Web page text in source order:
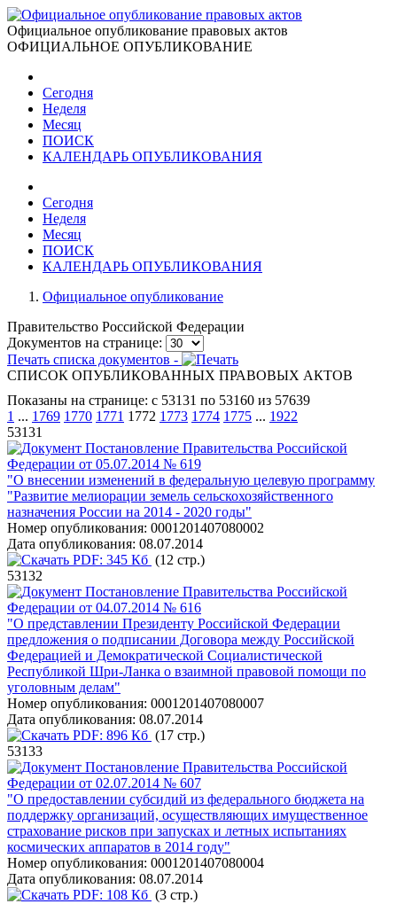
Официальное опубликование правовых актов
ОФИЦИАЛЬНОЕ ОПУБЛИКОВАНИЕ
Сегодня
Неделя
Месяц
ПОИСК
КАЛЕНДАРЬ ОПУБЛИКОВАНИЯ
Сегодня
Неделя
Месяц
ПОИСК
КАЛЕНДАРЬ ОПУБЛИКОВАНИЯ
Официальное опубликование
Правительство Российской Федерации
Документов на странице:
Печать списка документов -
СПИСОК ОПУБЛИКОВАННЫХ ПРАВОВЫХ АКТОВ
Показаны на странице: с 53131 по 53160 из 57639
1 ... 1769 1770 1771 1772 1773 1774 1775 ... 1922
53131
Постановление Правительства Российской
Федерации от 05.07.2014 № 619
"О внесении изменений в федеральную целевую программу
"Развитие мелиорации земель сельскохозяйственного
назначения России на 2014 - 2020 годы"
Номер опубликования: 0001201407080002
Дата опубликования: 08.07.2014
PDF: 345 Кб (12 стр.)
53132
Постановление Правительства Российской
Федерации от 04.07.2014 № 616
"О представлении Президенту Российской Федерации
предложения о подписании Договора между Российской
Федерацией и Демократической Социалистической
Республикой Шри-Ланка о взаимной правовой помощи по
уголовным делам"
Номер опубликования: 0001201407080007
Дата опубликования: 08.07.2014
PDF: 896 Кб (17 стр.)
53133
Постановление Правительства Российской
Федерации от 02.07.2014 № 607
"О предоставлении субсидий из федерального бюджета на
поддержку организаций, осуществляющих имущественное
страхование рисков при запусках и летных испытаниях
космических аппаратов в 2014 году"
Номер опубликования: 0001201407080004
Дата опубликования: 08.07.2014
PDF: 108 Кб (3 стр.)